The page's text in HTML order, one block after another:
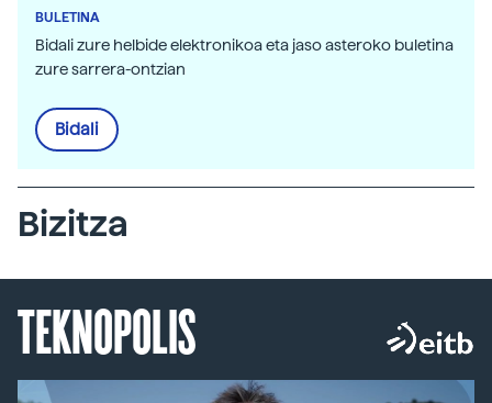
BULETINA
Bidali zure helbide elektronikoa eta jaso asteroko buletina
zure sarrera-ontzian
Bidali
Bizitza
TEKNOPOLIS